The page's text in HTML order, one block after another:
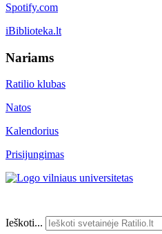
Spotify.com
iBiblioteka.lt
Nariams
Ratilio klubas
Natos
Kalendorius
Prisijungimas
Ieškoti...